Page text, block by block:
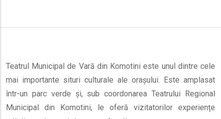
Teatrul Municipal de Vară din Komotini este unul dintre cele
mai importante situri culturale ale orașului. Este amplasat
într-un parc verde și, sub coordonarea Teatrului Regional
Municipal din Komotini, le oferă vizitatorilor experiențe